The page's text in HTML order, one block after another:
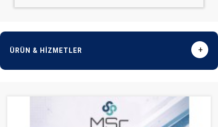
ÜRÜN & HİZMETLER +